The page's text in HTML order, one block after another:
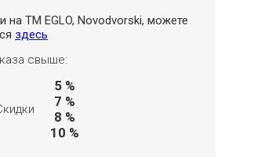
TM EGLO, Novodvorski, можете
здесь
свыше:
5 %
7 %
8 %
10 %